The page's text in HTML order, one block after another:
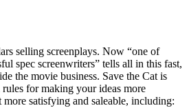
selling screenplays. Now “one of
spec screenwriters” tells all in this fast,
the movie business. Save the Cat is
for making your ideas more
satisfying and saleable, including: